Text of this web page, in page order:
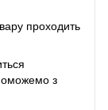
проходить
з